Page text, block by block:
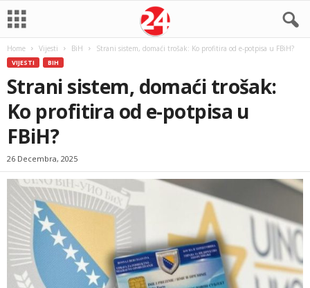
Home Vijesti BiH Strani sistem, domaći trošak: Ko profitira od e-potpisa u FBiH?
VIJESTI BIH
Strani sistem, domaći trošak:
Ko profitira od e-potpisa u
FBiH?
26 Decembra, 2025